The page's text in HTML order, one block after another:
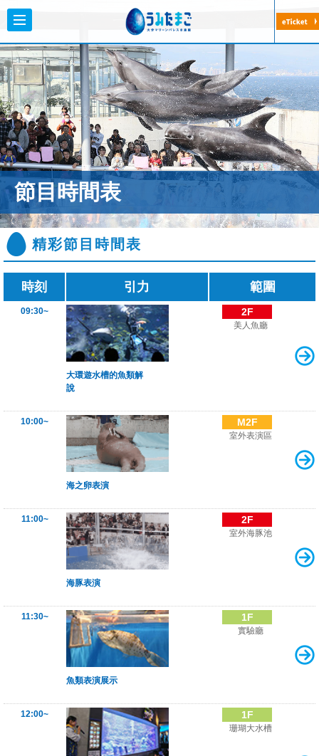
節目時間表
精彩節目時間表
時刻 引力 範圍
09:30~
大環遊水槽的魚類解
說
2F
美人魚廳
10:00~
海之卵表演
M2F
室外表演區
11:00~
海豚表演
2F
室外海豚池
11:30~
魚類表演展示
1F
實驗廳
12:00~ 1F
珊瑚大水槽